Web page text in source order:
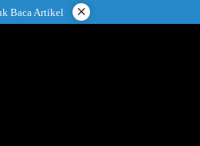
Baca Artikel ×